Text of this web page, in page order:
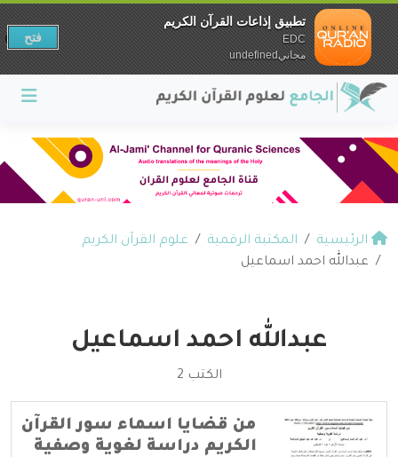
الرئيسية المكتبة الرقمية
علوم القرآن الكريم
عبدالله احمد اسماعيل
عبدالله احمد اسماعيل
الكتب 2
من قضايا اسماء سور القرآن
الكريم دراسة لغوية وصفية
تطبيق إذاعات القرآن الكريم
EDC
مجانيundefined
فتح